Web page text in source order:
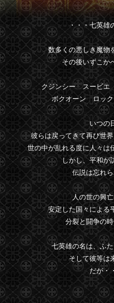
・・・七英雄
数多くの悪しき魔物
その後いずこか
クジンシー スービ
ボクオーン ロッ
いつの
彼らは戻ってきて再び世
世の中が乱れる度に人々は
しかし、平和が
伝説は忘れ
人の世の興
安定した国々による
分裂と闘争の
七英雄の名は、ふ
そして彼等は
だが・